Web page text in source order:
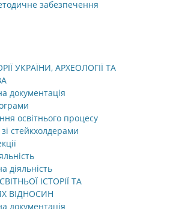
забезпечення
УКРАЇНИ, АРХЕОЛОГІЇ ТА
документація
освітнього процесу
стейкхолдерами
діяльність
ІСТОРІЇ ТА
ВІДНОСИН
документація